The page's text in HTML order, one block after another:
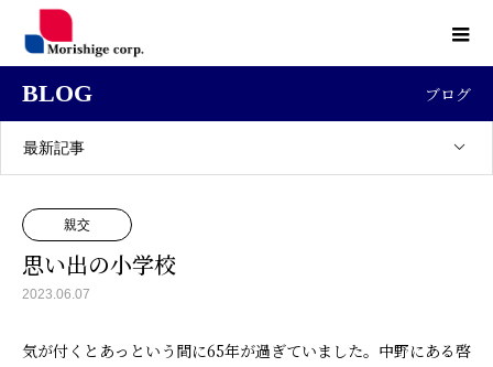
BLOG ブログ
最新記事
親交
思い出の小学校
2023.06.07
気が付くとあっという間に65年が過ぎていました。中野にある啓